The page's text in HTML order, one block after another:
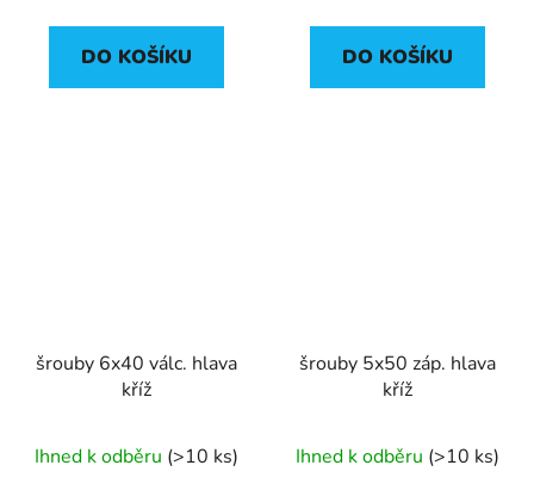
DO KOŠÍKU DO KOŠÍKU
šrouby 6x40 válc. hlava
kříž
Ihned k odběru (>10 ks)
šrouby 5x50 záp. hlava
kříž
Ihned k odběru (>10 ks)